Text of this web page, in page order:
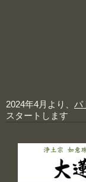
2024年4月より、 パ
スタートします